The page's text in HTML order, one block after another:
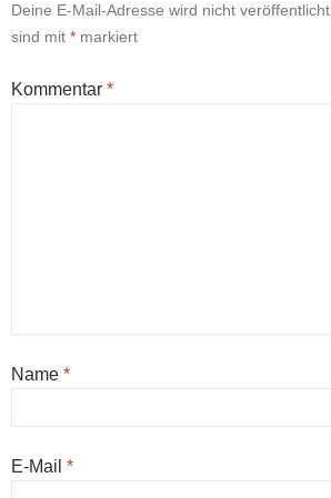
Deine E-Mail-Adresse wird nicht veröffentlicht.
sind mit * markiert
Kommentar *
Name *
E-Mail *